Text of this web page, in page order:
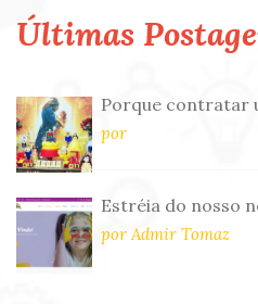
Últimas
Porque contratar
por
Estréia do nosso
por Admir Tomaz